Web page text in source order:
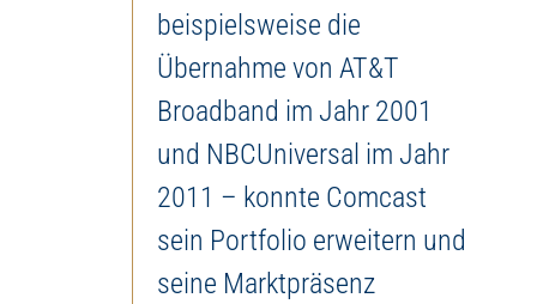
beispielsweise die
Übernahme von AT&T
Broadband im Jahr 2001
und NBCUniversal im Jahr
2011 – konnte Comcast
sein Portfolio erweitern und
seine Marktpräsenz